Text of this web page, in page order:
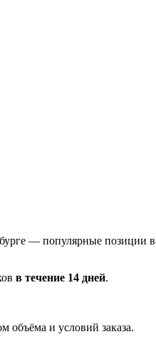
— популярные позиции
в течение 14 дней.
объёма и условий заказа.